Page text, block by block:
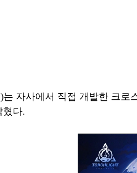
자사에서 직접 개발한 크로
혔다.